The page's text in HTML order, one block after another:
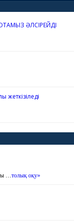
ӘЛСІРЕЙДІ
…толық оқу»